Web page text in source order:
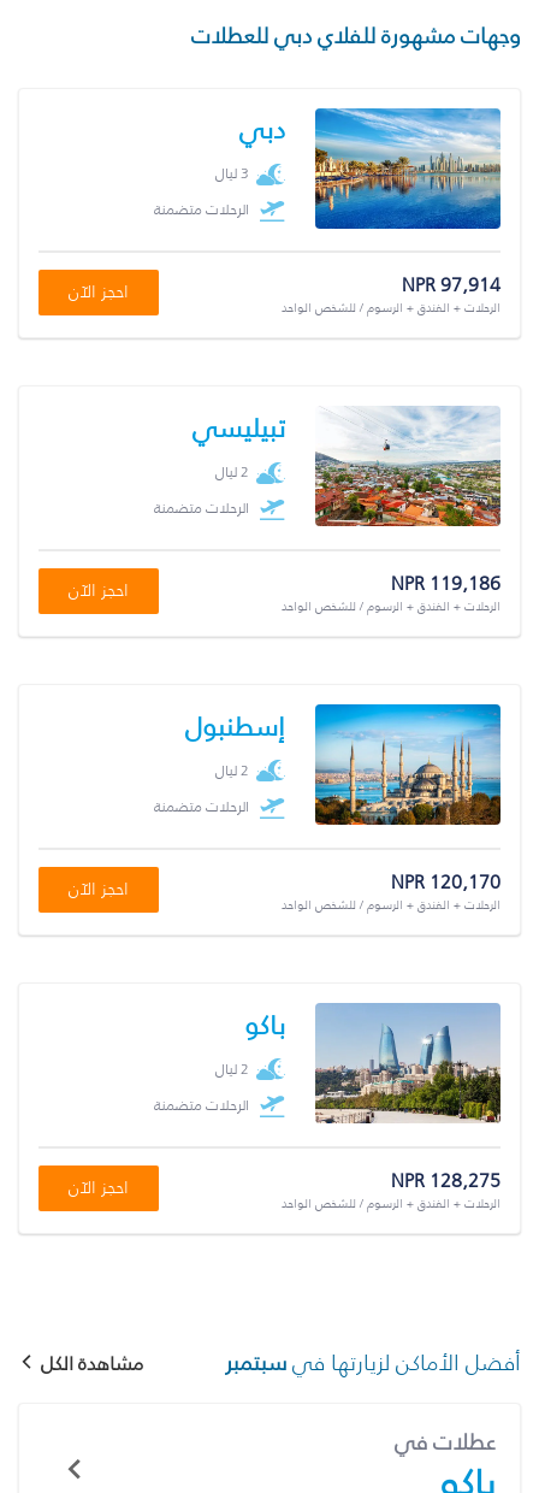
وجهات مشهورة للفلاي دبي للعطلات
دبي
3 ليال
الرحلات متضمنة
NPR 97,914
الرحلات + الفندق + الرسوم / للشخص الواحد
احجز الآن
تبيليسي
2 ليال
الرحلات متضمنة
NPR 119,186
الرحلات + الفندق + الرسوم / للشخص الواحد
احجز الآن
إسطنبول
2 ليال
الرحلات متضمنة
NPR 120,170
الرحلات + الفندق + الرسوم / للشخص الواحد
احجز الآن
باكو
2 ليال
الرحلات متضمنة
NPR 128,275
الرحلات + الفندق + الرسوم / للشخص الواحد
احجز الآن
أفضل الأماكن لزيارتها فيسبتمبر مشاهدة الكل
عطلات في